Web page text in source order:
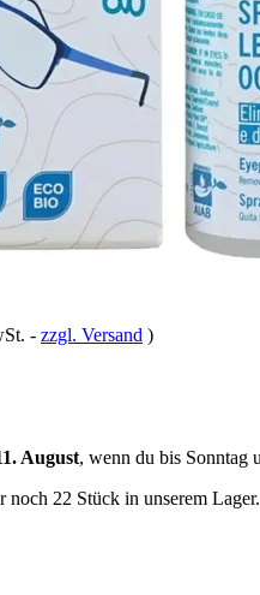
- zzgl. Versand )
August, wenn du bis Sonntag
22 Stück in unserem